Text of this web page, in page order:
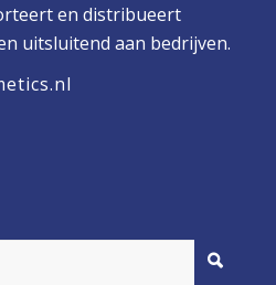
en distribueert
uitsluitend aan bedrijven.